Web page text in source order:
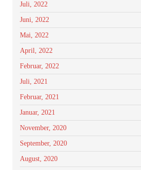
Juli, 2022
Juni, 2022
Mai, 2022
April, 2022
Februar, 2022
Juli, 2021
Februar, 2021
Januar, 2021
November, 2020
September, 2020
August, 2020